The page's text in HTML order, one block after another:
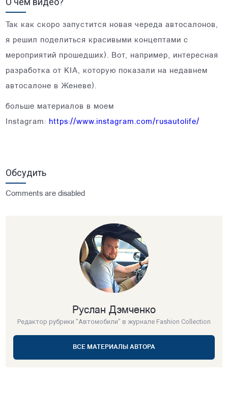
Так как скоро запустится новая череда автосалонов,
я решил поделиться красивыми концептами с
мероприятий прошедших). Вот, например, интересная
разработка от KIA, которую показали на недавнем
автосалоне в Женеве).
больше материалов в моем
Instagram: https://www.instagram.com/rusautolife/
Обсудить
Comments are disabled
Руслан Дэмченко
Редактор рубрики "Автомобили" в журнале Fashion Collection
ВСЕ МАТЕРИАЛЫ АВТОРА